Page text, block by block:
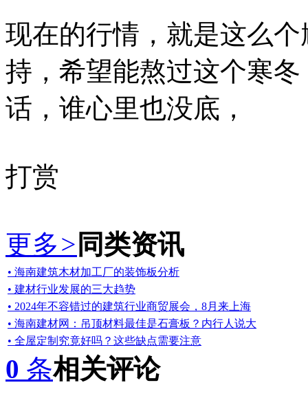
现在的行情，就是这么
持，希望能熬过这个寒
话，谁心里也没底，
打赏
更多> 同类资讯
• 海南建筑木材加工厂的装饰板分析
• 建材行业发展的三大趋势
• 2024年不容错过的建筑行业商贸展会，8月来上海
• 海南建材网：吊顶材料最佳是石膏板？内行人说大
• 全屋定制究竟好吗？这些缺点需要注意
0 条相关评论